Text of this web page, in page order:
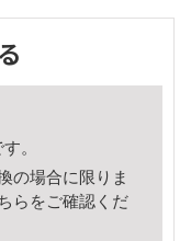
。
の場合に限りま
ら をご確認くだ